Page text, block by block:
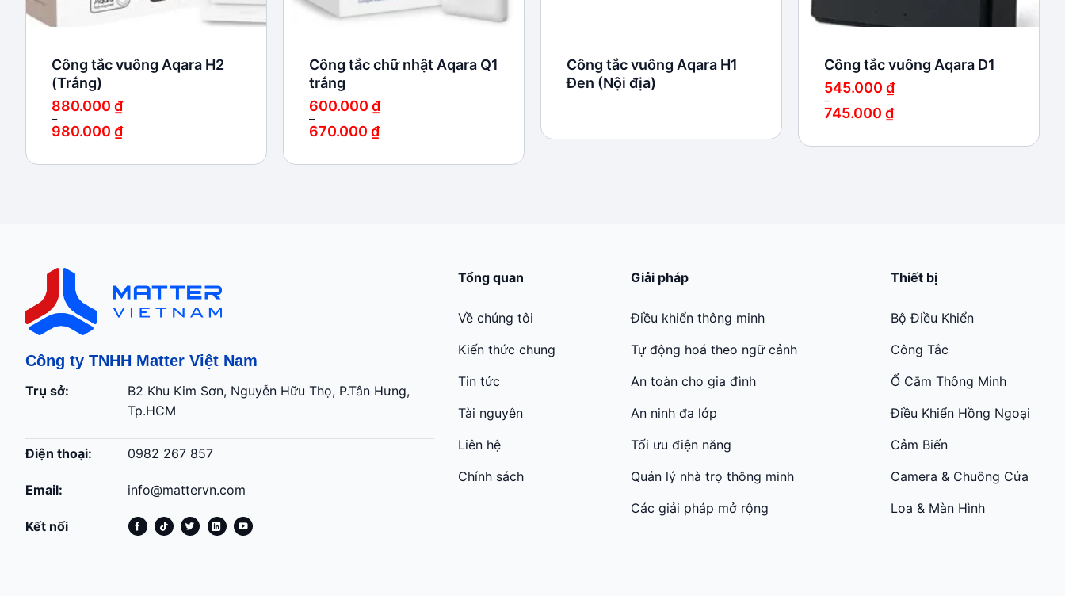
Công tắc vuông Aqara H2
(Trắng)
880.000 ₫
–
980.000 ₫
từ
Công tắc chữ nhật Aqara Q1
trắng
600.000 ₫
–
670.000 ₫
từ
Công tắc vuông Aqara H1
Đen (Nội địa)
Công tắc vuông Aqara D1
545.000 ₫
–
745.000 ₫
từ
Công ty TNHH Matter Việt Nam
Trụ sở:
B2 Khu Kim Sơn, Nguyễn Hữu Thọ, P.Tân Hưng,
Tp.HCM
Điện thoại: 0982 267 857
Email: info@mattervn.com
Kết nối
Tổng quan
Về chúng tôi
Kiến thức chung
Tin tức
Tài nguyên
Liên hệ
Chính sách
Giải pháp
Điều khiển thông minh
Tự động hoá theo ngữ cảnh
An toàn cho gia đình
An ninh đa lớp
Tối ưu điện năng
Quản lý nhà trọ thông minh
Các giải pháp mở rộng
Thiết bị
Bộ Điều Khiển
Công Tắc
Ổ Cắm Thông Minh
Điều Khiển Hồng Ngoại
Cảm Biến
Camera & Chuông Cửa
Loa & Màn Hình